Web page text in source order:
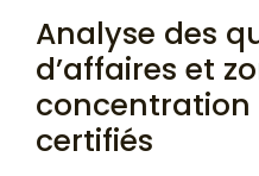
Analyse des
d’affaires et
certifiés